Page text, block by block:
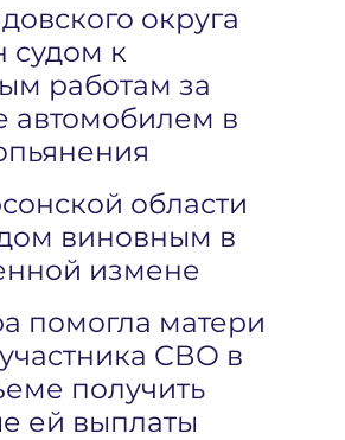
округа
судом к
работам за
автомобилем в
области
виновным в
измене
помогла матери
СВО в
получить
ей выплаты